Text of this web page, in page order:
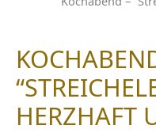
HERZHAFT